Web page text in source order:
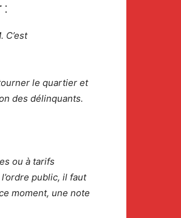
:
C’est
le quartier et
des délinquants.
ou à tarifs
public, il faut
moment, une note